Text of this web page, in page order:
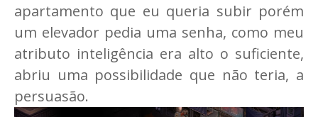
apartamento que eu queria subir porém
um elevador pedia uma senha, como meu
atributo inteligência era alto o suficiente,
abriu uma possibilidade que não teria, a
persuasão.